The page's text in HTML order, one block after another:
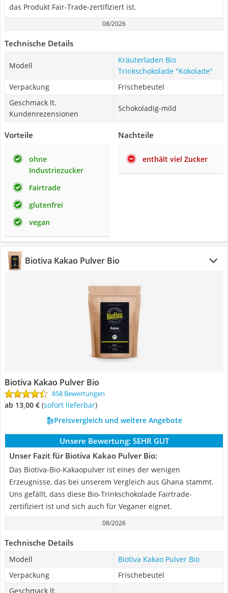
das Produkt Fair-Trade-zertifiziert ist.
08/2026
Technische Details
Modell
Kräuterladen Bio
Trinkschokolade "Kokolade"
Verpackung
Frischebeutel
Geschmack lt.
Kundenrezensionen
Schokoladig-mild
Vorteile
ohne
Industriezucker
Fairtrade
glutenfrei
vegan
Nachteile
enthält viel Zucker
Biotiva Kakao Pulver Bio
Biotiva Kakao Pulver Bio
858 Bewertungen
ab 13,00 € ( Sofort lieferbar)
Preisvergleich und weitere Angebote
Unsere Bewertung: SEHR GUT
Unser Fazit für Biotiva Kakao Pulver Bio:
Das Biotiva-Bio-Kakaopulver ist eines der wenigen
Erzeugnisse, das bei unserem Vergleich aus Ghana stammt.
Uns gefällt, dass diese Bio-Trinkschokolade Fairtrade-
zertifiziert ist und sich auch für Veganer eignet.
08/2026
Technische Details
Modell
Biotiva Kakao Pulver Bio
Verpackung
Frischebeutel
Geschmack lt.